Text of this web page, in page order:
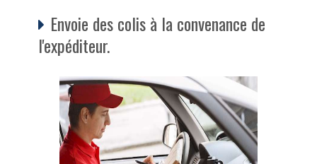
Envoie des colis à la convenance de
l'expéditeur.